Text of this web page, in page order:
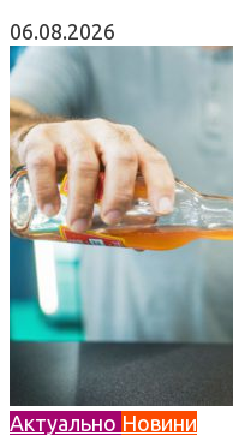
06.08.2026
Актуально Новини